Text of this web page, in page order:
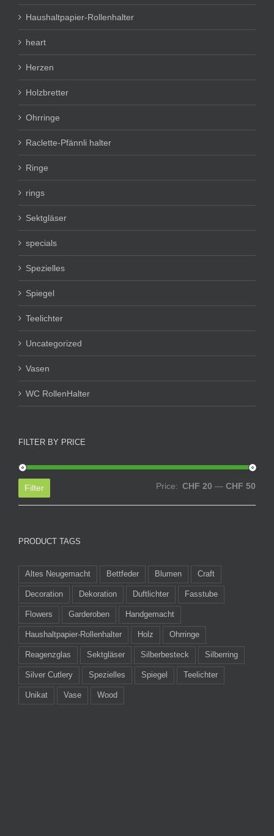
Haushaltpapier-Rollenhalter
heart
Herzen
Holzbretter
Ohrringe
Raclette-Pfännli halter
Ringe
rings
Sektgläser
specials
Spezielles
Spiegel
Teelichter
Uncategorized
Vasen
WC RollenHalter
FILTER BY PRICE
Filter Price: CHF 20 — CHF 50
PRODUCT TAGS
Altes Neugemacht Bettfeder Blumen Craft
Decoration Dekoration Duftlichter Fasstube
Flowers Garderoben Handgemacht
Haushaltpapier-Rollenhalter Holz Ohrringe
Reagenzglas Sektgläser Silberbesteck Silberring
Silver Cutlery Spezielles Spiegel Teelichter
Unikat Vase Wood